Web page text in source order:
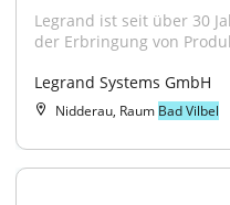
Legrand ist seit über 30
der Erbringung von
Legrand Systems GmbH
Nidderau, Raum Bad Vilbel